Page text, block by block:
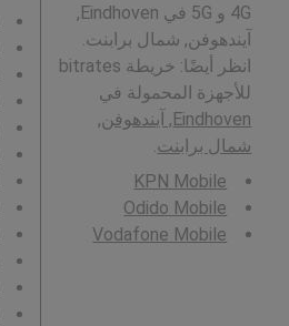
4G و 5G في Eindhoven,
آيندهوفن, شمال برابنت.
انظر أيضًا: خريطة bitrates
للأجهزة المحمولة في
Eindhoven, آيندهوفن,
شمال برابنت
KPN Mobile
Odido Mobile
Vodafone Mobile